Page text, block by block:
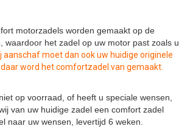
motorzadels worden gemaakt op de
waardoor het zadel op uw motor past zoals u
aanschaf moet dan ook uw huidige originele
word het comfortzadel van gemaakt.
op voorraad, of heeft u speciale wensen,
van uw huidige zadel een comfort zadel
naar uw wensen, levertijd 6 weken.